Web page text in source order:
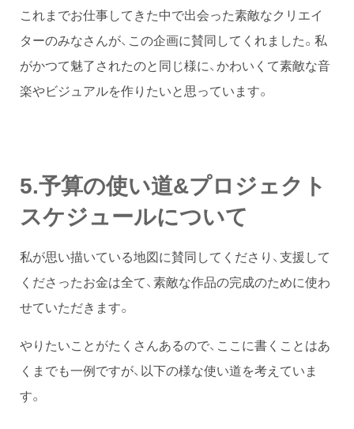
これまでお仕事してきた中で出会った素敵なクリエイ
ターのみなさんが、この企画に賛同してくれました。私
がかつて魅了されたのと同じ様に、かわいくて素敵な音
楽やビジュアルを作りたいと思っています。
5.予算の使い道&プロジェクト
スケジュールについて
私が思い描いている地図に賛同してくださり、支援して
くださったお金は全て、素敵な作品の完成のために使わ
せていただきます。
やりたいことがたくさんあるので、ここに書くことはあ
くまでも一例ですが、以下の様な使い道を考えていま
す。